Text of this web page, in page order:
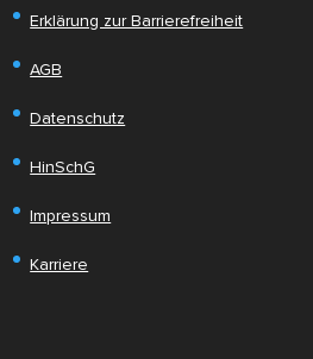
Erklärung zur Barrierefreiheit
AGB
Datenschutz
HinSchG
Impressum
Karriere